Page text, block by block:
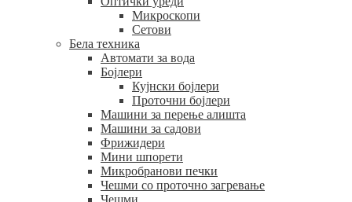
Микроскопи
Сетови
Бела техника
Автомати за вода
Бојлери
Кујнски бојлери
Проточни бојлери
Машини за перење алишта
Машини за садови
Фрижидери
Мини шпорети
Микробранови печки
Чешми со проточно загревање
Чешми